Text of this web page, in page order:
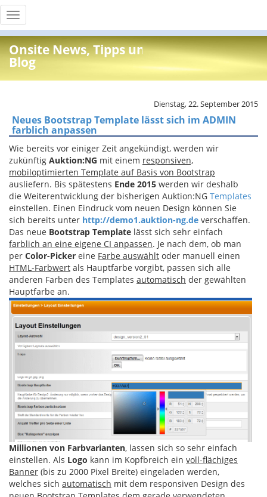
Toggle
navigation
Onsite News, Tipps und Info
Blog
Dienstag, 22. September 2015
Neues Bootstrap Template lässt sich im ADMIN
farblich anpassen
Wie bereits vor einiger Zeit angekündigt, werden wir
zukünftig Auktion:NG mit einem responsiven,
mobiloptimierten Template auf Basis von Bootstrap
ausliefern. Bis spätestens Ende 2015 werden wir deshalb
die Weiterentwicklung der bisherigen Auktion:NG Templates
einstellen. Einen Eindruck vom neuen Design können Sie
sich bereits unter http://demo1.auktion-ng.de verschaffen.
Das neue Bootstrap Template lässt sich sehr einfach
farblich an eine eigene CI anpassen. Je nach dem, ob man
per Color-Picker eine Farbe auswählt oder manuell einen
HTML-Farbwert als Hauptfarbe vorgibt, passen sich alle
anderen Farben des Templates automatisch der gewählten
Hauptfarbe an.
Millionen von Farbvarianten, lassen sich so sehr einfach
einstellen. Als Logo kann im Kopfbreich ein voll-flächiges
Banner (bis zu 2000 Pixel Breite) eingeladen werden,
welches sich automatisch mit dem responsiven Design des